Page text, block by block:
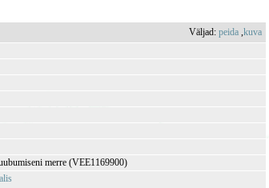
Väljad:peida ,kuva
merre (VEE1169900)